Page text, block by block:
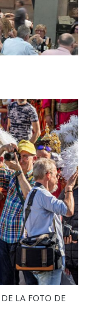
DE LA FOTO DE